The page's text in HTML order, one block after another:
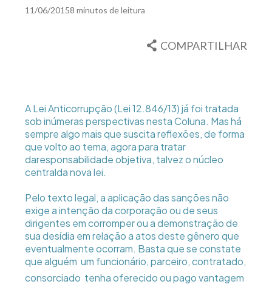
11/06/20158 minutos de leitura
COMPARTILHAR
A Lei Anticorrupção (Lei 12.846/13) já foi tratada
sob inúmeras perspectivas nesta Coluna. Mas há
sempre algo mais que suscita reflexões, de forma
que volto ao tema, agora para tratar
daresponsabilidade objetiva, talvez o núcleo
centralda nova lei.
Pelo texto legal, a aplicação das sanções não
exige a intenção da corporação ou de seus
dirigentes em corromper ou a demonstração de
sua desídia em relação a atos deste gênero que
eventualmente ocorram. Basta que se constate
que alguém  um funcionário, parceiro, contratado,
consorciado  tenha oferecido ou pago vantagem